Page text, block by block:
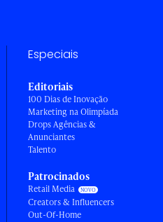
Especiais
Editoriais
100 Dias de Inovação
Marketing na Olimpíada
Drops Agências &
Anunciantes
Talento
Patrocinados
Retail Media
Creators & Influencers
Out-Of-Home